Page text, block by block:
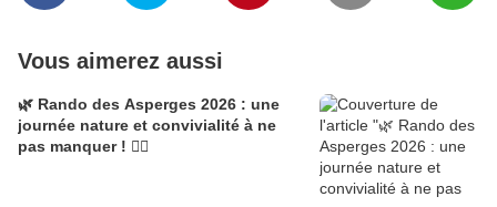
Vous aimerez aussi
🌿 Rando des Asperges 2026 : une
journée nature et convivialité à ne
pas manquer ! 🚶‍♂️